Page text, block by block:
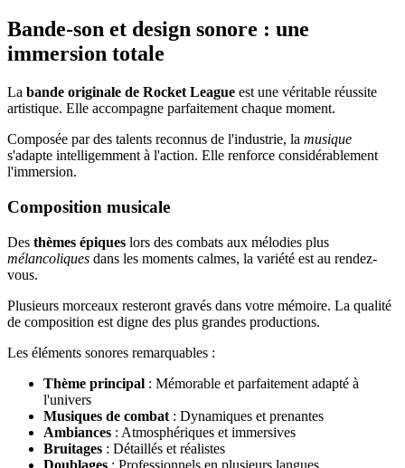
Bande-son et design sonore : une
immersion totale
La bande originale de Rocket League est une véritable réussite
artistique. Elle accompagne parfaitement chaque moment.
Composée par des talents reconnus de l'industrie, la musique
s'adapte intelligemment à l'action. Elle renforce considérablement
l'immersion.
Composition musicale
Des thèmes épiques lors des combats aux mélodies plus
mélancoliques dans les moments calmes, la variété est au rendez-
vous.
Plusieurs morceaux resteront gravés dans votre mémoire. La qualité
de composition est digne des plus grandes productions.
Les éléments sonores remarquables :
Thème principal : Mémorable et parfaitement adapté à
l'univers
Musiques de combat : Dynamiques et prenantes
Ambiances : Atmosphériques et immersives
Bruitages : Détaillés et réalistes
Doublages : Professionnels en plusieurs langues